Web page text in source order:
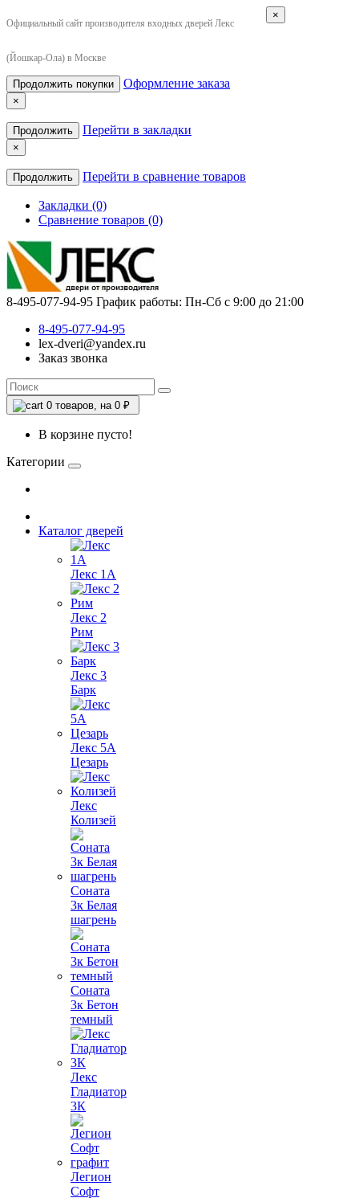
Официальный сайт производителя входных дверей Лекс
(Йошкар-Ола) в Москве
×
Продолжить покупки Оформление заказа
×
Продолжить Перейти в закладки
×
Продолжить Перейти в сравнение товаров
Закладки (0)
Сравнение товаров (0)
8-495-077-94-95 График работы: Пн-Сб с 9:00 до 21:00
8-495-077-94-95
lex-dveri@yandex.ru
Заказ звонка
0 товаров, на 0 ₽
В корзине пусто!
Категории
Каталог дверей
Лекс 1А
Лекс 2
Рим
Лекс 3
Барк
Лекс 5А
Цезарь
Лекс
Колизей
Соната
3к Белая
шагрень
Соната
3к Бетон
темный
Лекс
Гладиатор
3К
Легион
Софт